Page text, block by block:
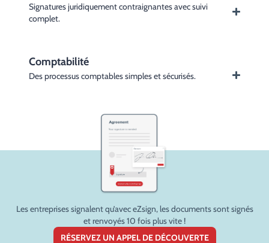
Signatures juridiquement contraignantes avec suivi
complet.
Comptabilité
Des processus comptables simples et sécurisés.
Les entreprises signalent qu’avec eZsign, les documents sont signés
et renvoyés 10 fois plus vite !
RÉSERVEZ UN APPEL DE DÉCOUVERTE